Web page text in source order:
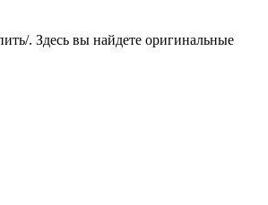
. Здесь вы найдете оригинальные